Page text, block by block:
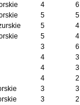
4
6
5
5
5
4
5
4
3
6
4
3
4
3
4
2
3
3
3
2